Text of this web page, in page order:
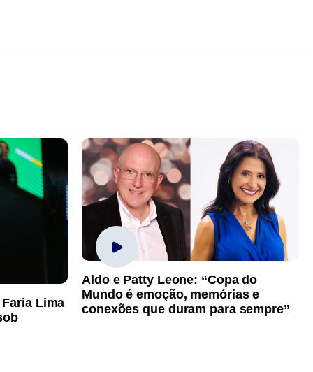
Lima
Aldo e Patty Leone: “Copa do
Mundo é emoção, memórias e
conexões que duram para sempre”